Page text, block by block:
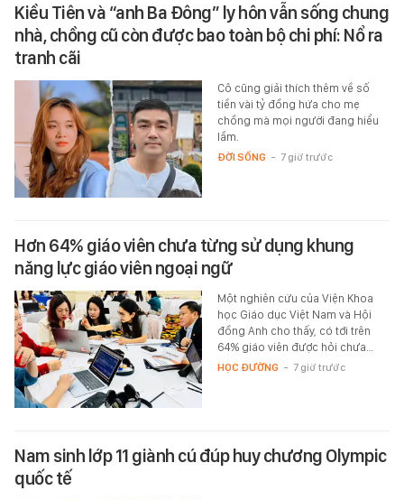
Kiều Tiên và “anh Ba Đông” ly hôn vẫn sống chung
nhà, chồng cũ còn được bao toàn bộ chi phí: Nổ ra
tranh cãi
Cô cũng giải thích thêm về số
tiền vài tỷ đồng hứa cho mẹ
chồng mà mọi người đang hiểu
lầm.
ĐỜI SỐNG - 7 giờ trước
Hơn 64% giáo viên chưa từng sử dụng khung
năng lực giáo viên ngoại ngữ
Một nghiên cứu của Viện Khoa
học Giáo dục Việt Nam và Hội
đồng Anh cho thấy, có tới trên
64% giáo viên được hỏi chưa…
HỌC ĐƯỜNG - 7 giờ trước
Nam sinh lớp 11 giành cú đúp huy chương Olympic
quốc tế